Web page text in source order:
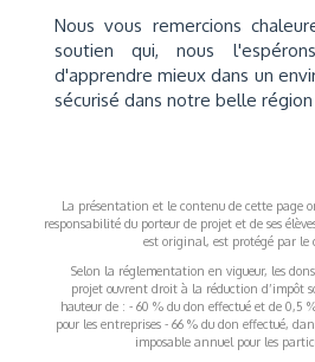
Nous vous remercions
soutien qui, nous
d'apprendre mieux dans un
sécurisé dans notre belle
La présentation et le contenu de cette page
responsabilité du porteur de projet et de ses
est original, est protégé par le
Selon la réglementation en vigueur, les
projet ouvrent droit à la réduction d’impôt
hauteur de : - 60 % du don effectué et de 0,5
pour les entreprises - 66 % du don effectué,
imposable annuel pour les